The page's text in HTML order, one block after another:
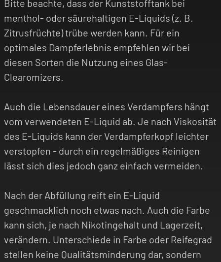
Bitte beachte, dass der Kunststofftank bei
menthol- oder säurehaltigen E-Liquids (z. B.
Zitrusfrüchte) trübe werden kann. Für ein
optimales Dampferlebnis empfehlen wir bei
diesen Sorten die Nutzung eines Glas-
Clearomizers.
Auch die Lebensdauer eines Verdampfers hängt
vom verwendeten E-Liquid ab. Je nach Viskosität
des E-Liquids kann der Verdampferkopf leichter
verstopfen - durch ein regelmäßiges Reinigen
lässt sich dies jedoch ganz einfach vermeiden.
Nach der Abfüllung reift ein E-Liquid
geschmacklich noch etwas nach. Auch die Farbe
kann sich, je nach Nikotingehalt und Lagerzeit,
verändern. Unterschiede in Farbe oder Reifegrad
stellen keine Qualitätsminderung dar, sondern